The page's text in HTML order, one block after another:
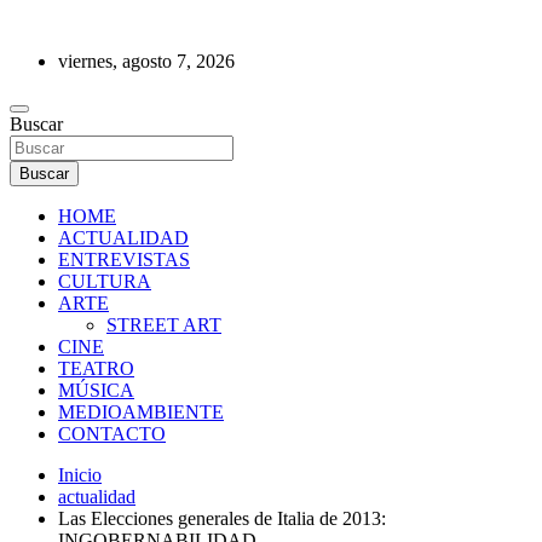
contenidoviernes, agosto 7, 2026
REVISTA DE PRENSA
Buscar
Buscar
HOME
ACTUALIDAD
ENTREVISTAS
CULTURA
ARTE
STREET ART
CINE
TEATRO
MÚSICA
MEDIOAMBIENTE
CONTACTO
Inicio
actualidad
Las Elecciones generales de Italia de 2013: